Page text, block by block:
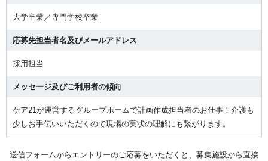
大学卒業／専門学校卒業
応募先担当者名及びメールアドレス
採用担当
メッセージ及びご利用者の傾向
ケア21が運営するグループホームで計画作成担当者のお仕事！介護も
少しお手伝いいただくので現場の実状の理解にも繋がります。
送信フォームからエントリーのご応募をいただくと、募集施設から直接